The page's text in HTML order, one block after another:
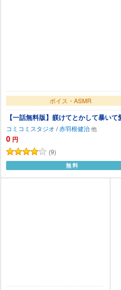
ボイス・ASMR
【一話無料版】躾けてとかして暴いて
コミコミスタジオ /赤羽根健治
0 円
(9)
無料
カートに追加